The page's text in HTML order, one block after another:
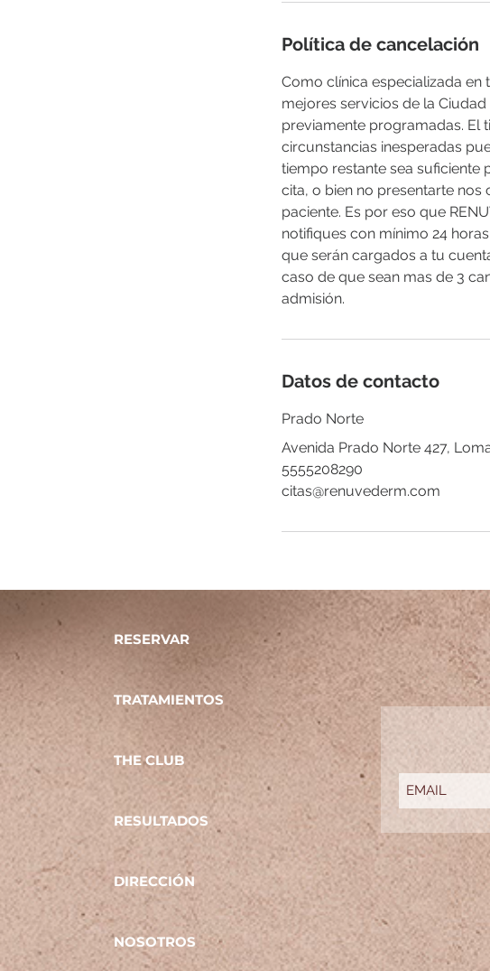
Política de cancelación
Como clínica especializada
mejores servicios de la
previamente programadas. El
circunstancias inesperadas
tiempo restante sea suficiente
cita, o bien no presentarte
paciente. Es por eso que
notifiques con mínimo 24
que serán cargados a tu
caso de que sean mas de 3
admisión.
Datos de contacto
Prado Norte
Avenida Prado Norte 427,
5555208290
citas@renuvederm.com
RESERVAR
TRATAMIENTOS
THE CLUB
RESULTADOS
DIRECCIÓN
NOSOTROS